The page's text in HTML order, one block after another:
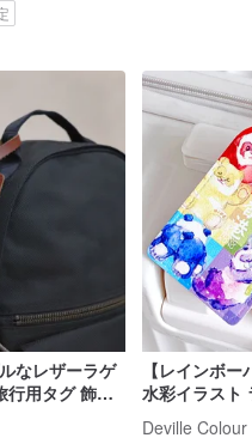
なレザーラゲ
行用タグ 飾り
【レインボー
水彩イラスト
ジタグ お土産
Deville Colour